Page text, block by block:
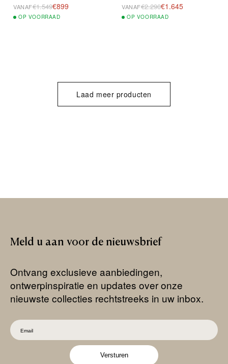
VANAF€1.549€899
OP VOORRAAD
VANAF€2.290€1.645
OP VOORRAAD
Laad meer producten
Meld u aan voor de nieuwsbrief
Ontvang exclusieve aanbiedingen,
ontwerpinspiratie en updates over onze
nieuwste collecties rechtstreeks in uw inbox.
Versturen